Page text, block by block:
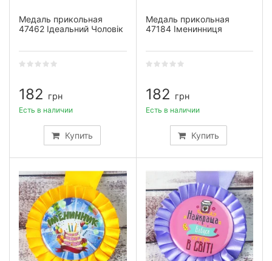
Медаль прикольная
47462 Ідеальний Чоловік
182 грн
Купить
Есть в наличии
Медаль прикольная
47184 Іменинниця
182 грн
Купить
Есть в наличии